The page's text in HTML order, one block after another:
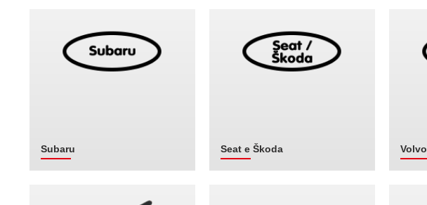
Subaru Seat e Škoda Volvo